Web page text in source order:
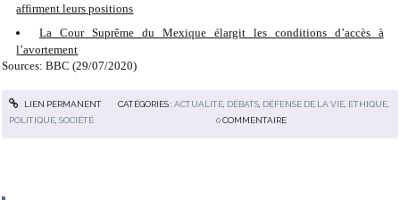
affirment leurs positions
La Cour Suprême du Mexique élargit les conditions d’accès à
l’avortement
Sources: BBC (29/07/2020)
LIEN PERMANENT CATÉGORIES :ACTUALITÉ, DÉBATS, DÉFENSE DE LA VIE, ETHIQUE,
POLITIQUE ,SOCIÉTÉ 0 COMMENTAIRE